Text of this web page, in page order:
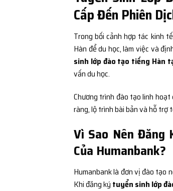
Cấp Đến Phiên
Trong bối cảnh hợp tác kinh
Hàn để du học, làm việc và
sinh lớp đào tạo tiếng Hàn
vấn du học.
Chương trình đào tạo linh hoạt
ràng, lộ trình bài bản và hỗ trợ
Vì Sao Nên Đăng
Của Humanbank?
Humanbank là đơn vị đào tạo
Khi đăng ký tuyển sinh lớp